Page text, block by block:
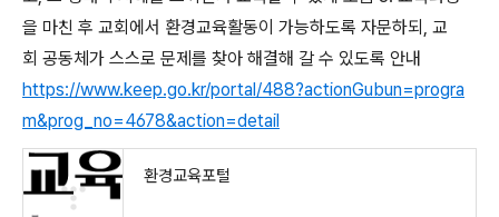
을 마친 후 교회에서 환경교육활동이 가능하도록 자문하되, 교
회 공동체가 스스로 문제를 찾아 해결해 갈 수 있도록 안내
https://www.keep.go.kr/portal/488?actionGubun=progra
m&prog_no=4678&action=detail
환경교육포털